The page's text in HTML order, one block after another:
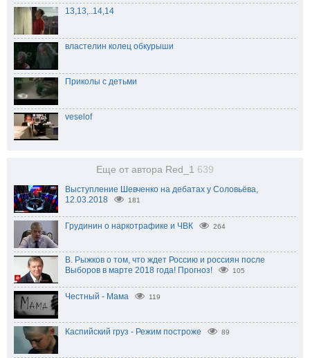
13,13,..14,14
властелин колец обкурыши
Приколы с детьми
veselof
Еще от автора Red_1 639
Выступление Шевченко на дебатах у Соловьёва,
12.03.2018
181
Грудинин о наркотрафике и ЧВК 264
В. Рыжков о том, что ждет Россию и россиян после
Выборов в марте 2018 года! Прогноз!
105
Честный - Мама 119
Каспийский груз - Режим построже 89